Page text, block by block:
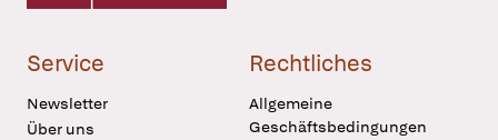
Service
Newsletter
Über uns
Rechtliches
Allgemeine
Geschäftsbedingungen